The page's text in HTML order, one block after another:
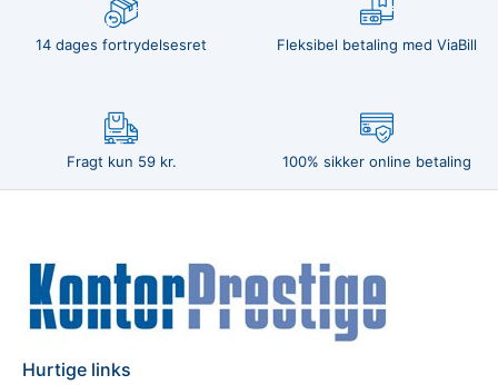
14 dages fortrydelsesret Fleksibel betaling med ViaBill
Fragt kun 59 kr. 100% sikker online betaling
Hurtige links